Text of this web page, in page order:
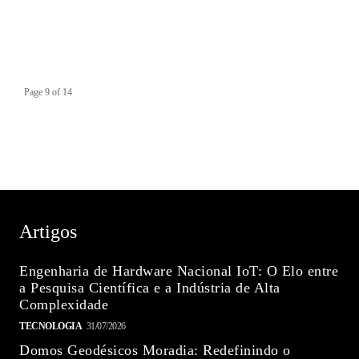
Page 9 of 14
Artigos
Engenharia de Hardware Nacional IoT: O Elo entre
a Pesquisa Científica e a Indústria de Alta
Complexidade
TECNOLOGIA 31/07/2026
Domos Geodésicos Moradia: Redefinindo o